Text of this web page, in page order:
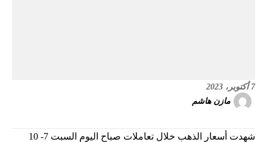
7 أكتوبر، 2023
مازن هاشم
شهدت أسعار الذهب خلال تعاملات صباح اليوم السبت 7- 10